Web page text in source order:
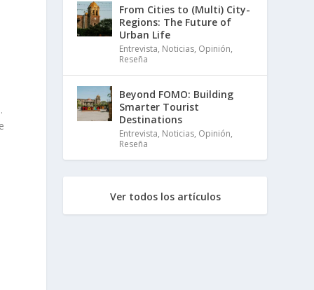
From Cities to (Multi) City-
Regions: The Future of
Urban Life
Entrevista, Noticias, Opinión,
Reseña
Beyond FOMO: Building
Smarter Tourist
Destinations
Entrevista, Noticias, Opinión,
Reseña
Ver todos los artículos